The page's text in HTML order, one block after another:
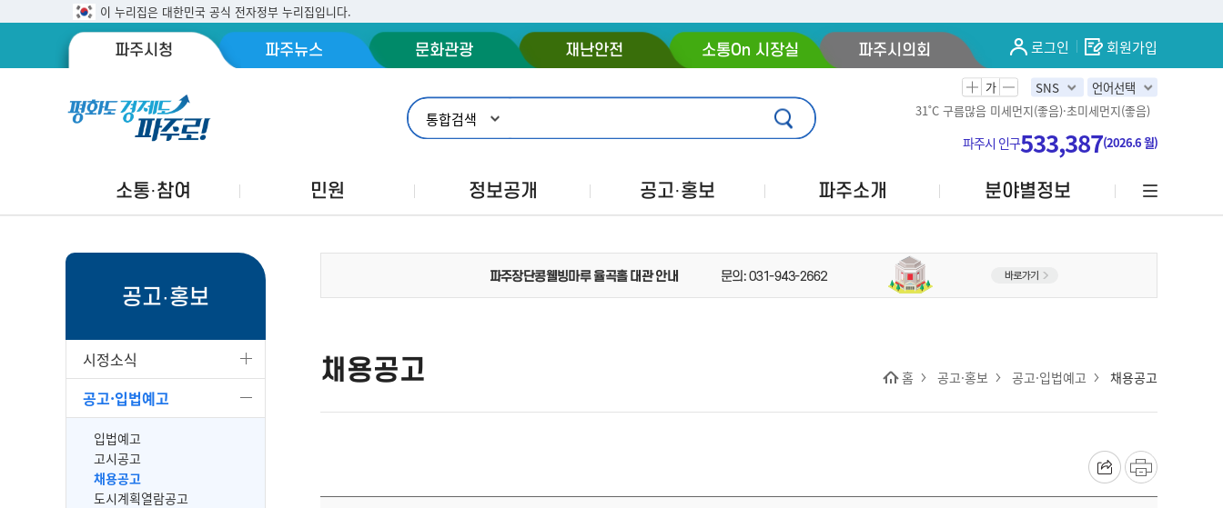
이 누리집은 대한민국 공식 전자정부 누리집입니다.
파주시청 파주뉴스 문화관광 재난안전 소통On 시장실 파주시의회 로그인 회원가입
가 SNS
언어선택
31˚C 구름많음 미세먼지(좋음)·초미세먼지(좋음)
파주시 인구533,387(2026.6 월)
소통·참여 민원 정보공개 공고·홍보 파주소개 분야별정보
공고·홍보
시정소식
공고·입법예고
입법예고
고시공고
채용공고
도시계획열람공고
채용공고 홈 공고·홍보 공고·입법예고 채용공고